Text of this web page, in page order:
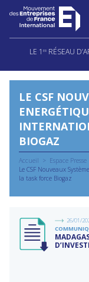
Aller
LE 1 ER RÉSEAU
LE CSF
BIOGAZ
Accueil
Espace Presse
Le CSF Nouveaux
la task force Biogaz
26/01/